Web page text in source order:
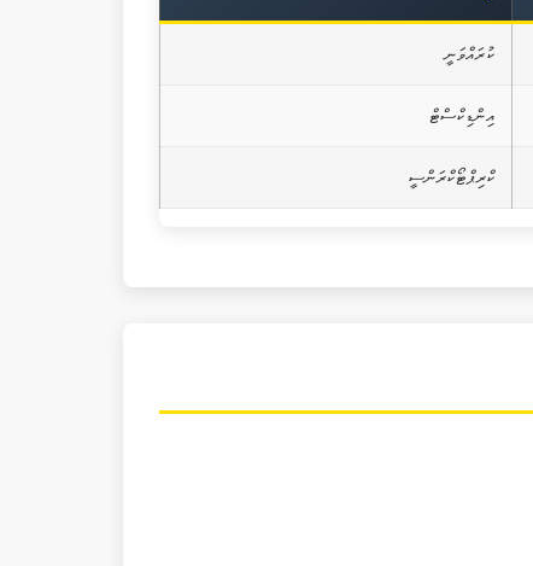
ކުރައްވަނީ
އިންޑިކްސްޓް
ކްރިޕްޓޯކްރަންސީ